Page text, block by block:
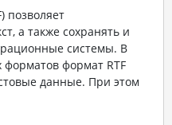
позволяет
а также сохранять и
системы. В
форматов формат RTF
данные. При этом